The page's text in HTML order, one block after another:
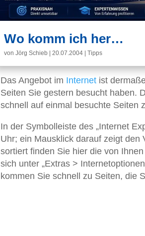
Wo komm ich her…
von Jörg Schieb 20.07.2004 Tipps
Das Angebot im Internet ist
Seiten Sie gestern besucht haben.
schnell auf einmal besuchte Seiten
In der Symbolleiste des „Internet
Uhr; ein Mausklick darauf zeigt den
sortiert finden Sie hier die von
sich unter „Extras >
kommen Sie schnell zu Seiten, die